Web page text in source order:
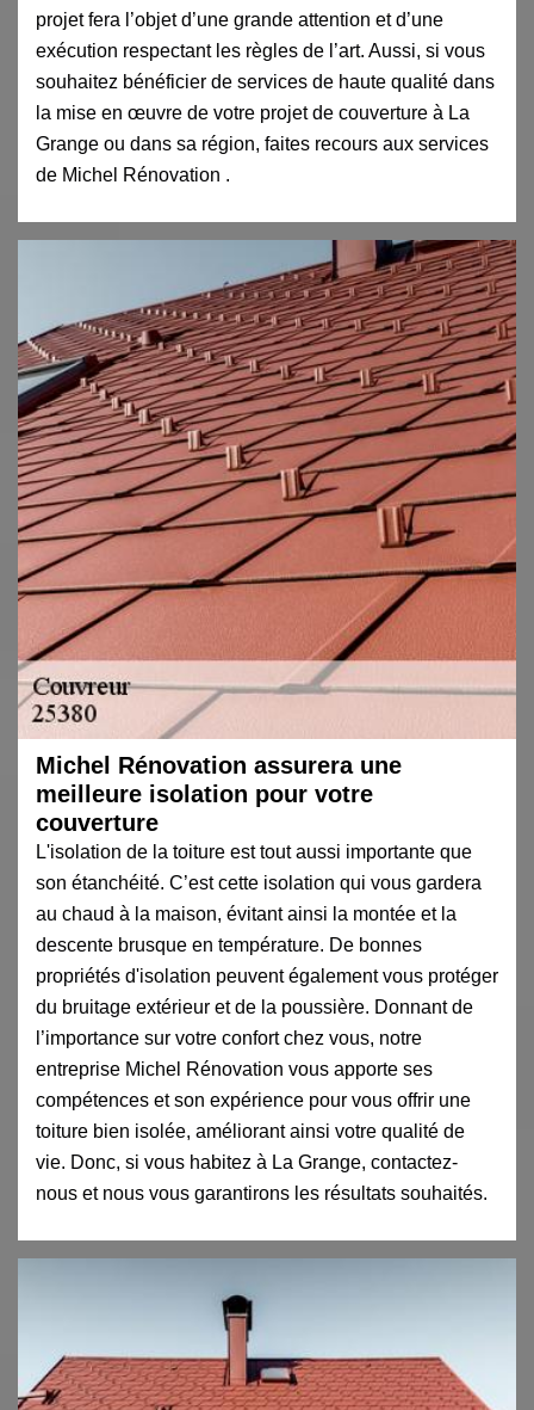
projet fera l’objet d’une grande attention et d’une
exécution respectant les règles de l’art. Aussi, si vous
souhaitez bénéficier de services de haute qualité dans
la mise en œuvre de votre projet de couverture à La
Grange ou dans sa région, faites recours aux services
de Michel Rénovation .
Michel Rénovation assurera une
meilleure isolation pour votre
couverture
L'isolation de la toiture est tout aussi importante que
son étanchéité. C’est cette isolation qui vous gardera
au chaud à la maison, évitant ainsi la montée et la
descente brusque en température. De bonnes
propriétés d'isolation peuvent également vous protéger
du bruitage extérieur et de la poussière. Donnant de
l’importance sur votre confort chez vous, notre
entreprise Michel Rénovation vous apporte ses
compétences et son expérience pour vous offrir une
toiture bien isolée, améliorant ainsi votre qualité de
vie. Donc, si vous habitez à La Grange, contactez-
nous et nous vous garantirons les résultats souhaités.